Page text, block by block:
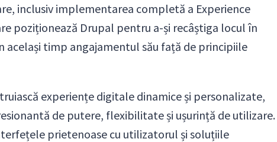
inclusiv implementarea completă a Experience
poziționează Drupal pentru a-și recâștiga locul în
timp angajamentul său față de principiile
experiențe digitale dinamice și personalizate,
de putere, flexibilitate și ușurință de utilizare.
prietenoase cu utilizatorul și soluțiile